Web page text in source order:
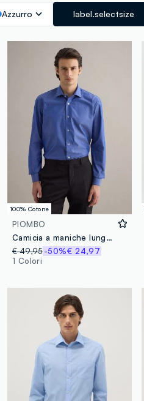
Azzurro label.selectsize
100% Cotone
PIOMBO
Camicia a maniche lunghe in puro cotone blu regular fit
€ 49,95-50%€ 24,97
1 Colori